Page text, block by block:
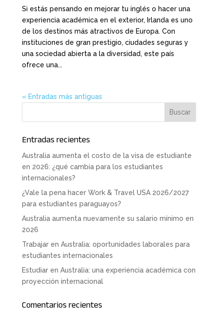
Si estás pensando en mejorar tu inglés o hacer una
experiencia académica en el exterior, Irlanda es uno
de los destinos más atractivos de Europa. Con
instituciones de gran prestigio, ciudades seguras y
una sociedad abierta a la diversidad, este país
ofrece una...
« Entradas más antiguas
Entradas recientes
Australia aumenta el costo de la visa de estudiante
en 2026: ¿qué cambia para los estudiantes
internacionales?
¿Vale la pena hacer Work & Travel USA 2026/2027
para estudiantes paraguayos?
Australia aumenta nuevamente su salario mínimo en
2026
Trabajar en Australia: oportunidades laborales para
estudiantes internacionales
Estudiar en Australia: una experiencia académica con
proyección internacional
Comentarios recientes